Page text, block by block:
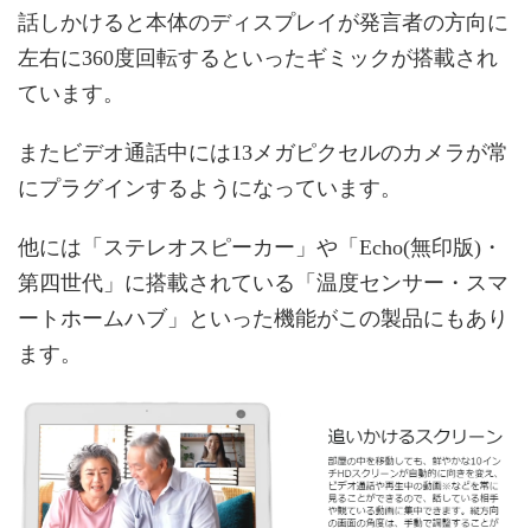
話しかけると本体のディスプレイが発言者の方向に
左右に360度回転するといったギミックが搭載され
ています。
またビデオ通話中には13メガピクセルのカメラが常
にプラグインするようになっています。
他には「ステレオスピーカー」や「Echo(無印版)・
第四世代」に搭載されている「温度センサー・スマ
ートホームハブ」といった機能がこの製品にもあり
ます。